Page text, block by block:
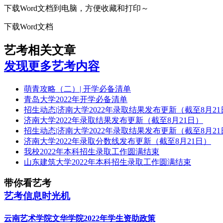
下载Word文档到电脑，方便收藏和打印～
下载Word文档
艺考相关文章
发现更多艺考内容
萌青攻略（二）| 开学必备清单
青岛大学2022年开学必备清单
招生动态|济南大学2022年录取结果发布更新（截至8月21
济南大学2022年录取结果发布更新（截至8月21日）
招生动态|济南大学2022年录取结果发布更新（截至8月21
济南大学2022年录取分数线发布更新（截至8月21日）
我校2022年本科招生录取工作圆满结束
山东建筑大学2022年本科招生录取工作圆满结束
带你看艺考
艺考信息时光机
云南艺术学院文华学院2022年学生资助政策